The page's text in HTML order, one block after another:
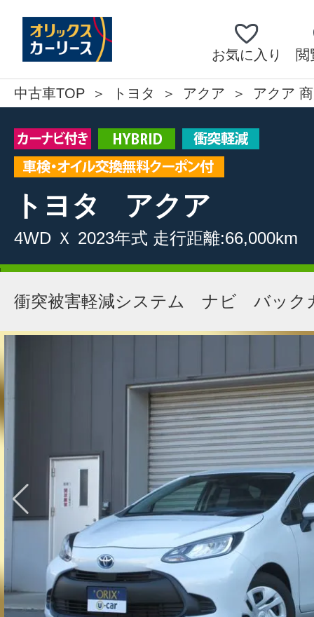
お気に入り 閲
中古車TOP トヨタ アクア アクア
トヨタ アクア
4WD Ｘ 2023年式 走行距離:66,000km
衝突被害軽減システム ナビ バック